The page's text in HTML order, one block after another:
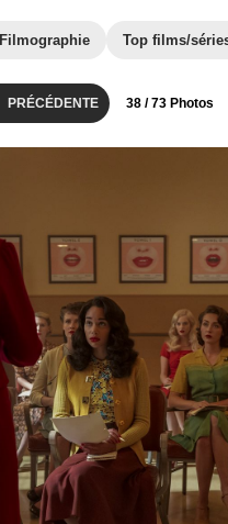
Filmographie Top films/
PRÉCÉDENTE 38 / 73 Photos